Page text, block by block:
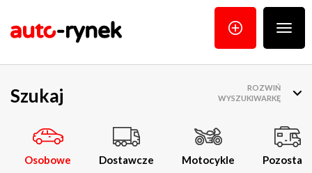
menu
Szukaj
Osobowe Dostawcze Motocykle Pozostałe
ROZWIŃ
WYSZUKIWARKĘ